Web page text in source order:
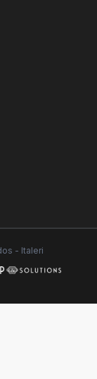
- Italeri